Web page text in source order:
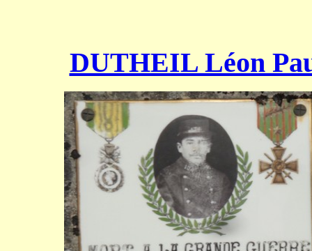
DUTHEIL Léon